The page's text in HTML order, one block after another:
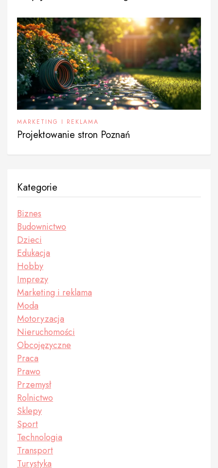
MARKETING I REKLAMA
Projektowanie stron Poznań
Kategorie
Biznes
Budownictwo
Dzieci
Edukacja
Hobby
Imprezy
Marketing i reklama
Moda
Motoryzacja
Nieruchomości
Obcojęzyczne
Praca
Prawo
Przemysł
Rolnictwo
Sklepy
Sport
Technologia
Transport
Turystyka